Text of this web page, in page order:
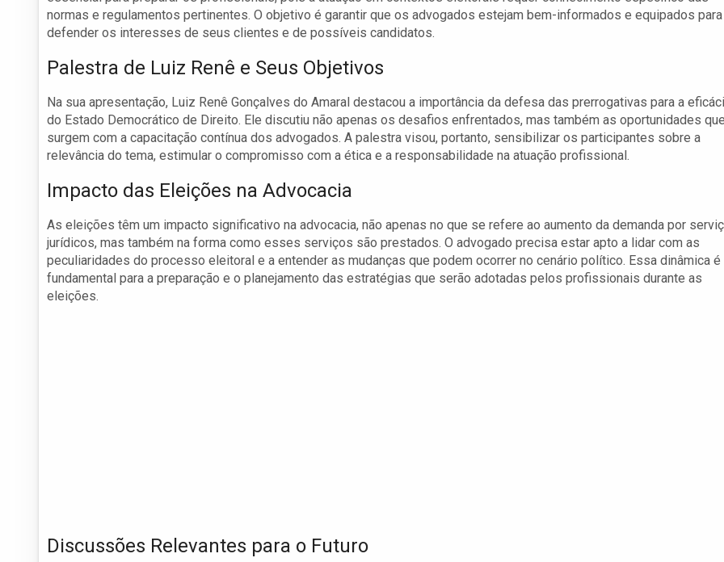
normas e regulamentos pertinentes. O objetivo é garantir que os advogados estejam bem-informados e equipados para
defender os interesses de seus clientes e de possíveis candidatos.
Palestra de Luiz Renê e Seus Objetivos
Na sua apresentação, Luiz Renê Gonçalves do Amaral destacou a importância da defesa das prerrogativas para a
do Estado Democrático de Direito. Ele discutiu não apenas os desafios enfrentados, mas também as oportunidades
surgem com a capacitação contínua dos advogados. A palestra visou, portanto, sensibilizar os participantes sobre a
relevância do tema, estimular o compromisso com a ética e a responsabilidade na atuação profissional.
Impacto das Eleições na Advocacia
As eleições têm um impacto significativo na advocacia, não apenas no que se refere ao aumento da demanda por
jurídicos, mas também na forma como esses serviços são prestados. O advogado precisa estar apto a lidar com as
peculiaridades do processo eleitoral e a entender as mudanças que podem ocorrer no cenário político. Essa dinâmica é
fundamental para a preparação e o planejamento das estratégias que serão adotadas pelos profissionais durante as
eleições.
Discussões Relevantes para o Futuro